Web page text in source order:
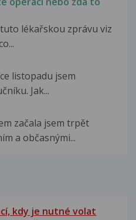
lékařskou zprávu viz
listopadu jsem
Jak...
začala jsem trpět
a občasnými...
kdy je nutné volat